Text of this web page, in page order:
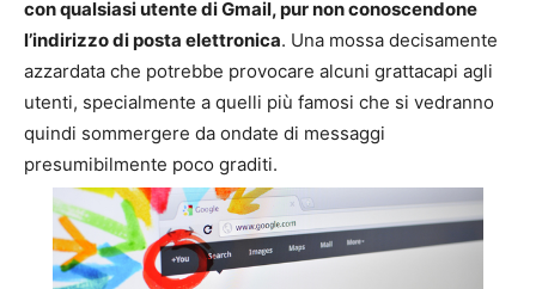
con qualsiasi utente di Gmail, pur non conoscendone
l’indirizzo di posta elettronica. Una mossa decisamente
azzardata che potrebbe provocare alcuni grattacapi agli
utenti, specialmente a quelli più famosi che si vedranno
quindi sommergere da ondate di messaggi
presumibilmente poco graditi.